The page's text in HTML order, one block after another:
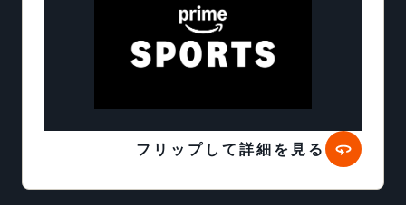
フリップして詳細を見る